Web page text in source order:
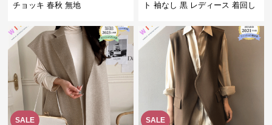
チョッキ 春秋 無地
ト 袖なし 黒 レディース 着回し
SALE SALE